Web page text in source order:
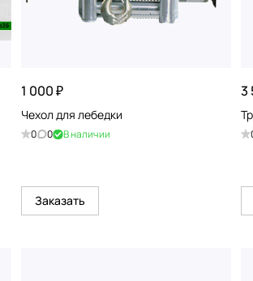
1 000 ₽
Чехол для лебедки
0 0 В наличии
Заказать
3